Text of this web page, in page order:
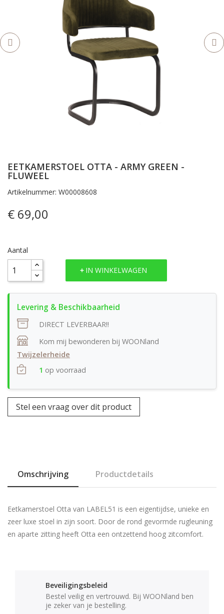
EETKAMERSTOEL OTTA - ARMY GREEN -
FLUWEEL
Artikelnummer: W00008608
€ 69,00
Aantal
IN WINKELWAGEN
DIRECT LEVERBAAR!!
Kom mij bewonderen bij WOONland
Twijzelerheide
1 op voorraad
Stel een vraag over dit product
Omschrijving Productdetails
Eetkamerstoel Otta van LABEL51 is een eigentijdse, unieke en
zeer luxe stoel in zijn soort. Door de rond gevormde rugleuning
en aparte zitting heeft Otta een ontzettend hoog zitcomfort.
Beveiligingsbeleid
Bestel veilig en vertrouwd. Bij WOONland ben
je zeker van je bestelling.